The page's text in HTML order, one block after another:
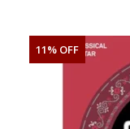
11% OFF